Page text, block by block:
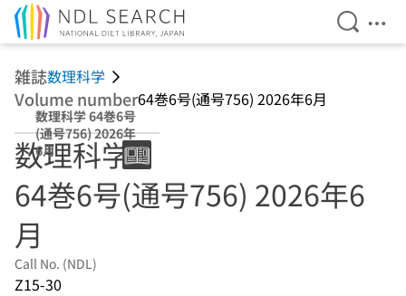
Open
雑誌数理科学
Volume number64巻6号(通号756) 2026年6月
数理科学 64巻6号
(通号756) 2026年
6月
数理科学
64巻6号(通号756) 2026年6
月
Call No. (NDL)
Z15-30